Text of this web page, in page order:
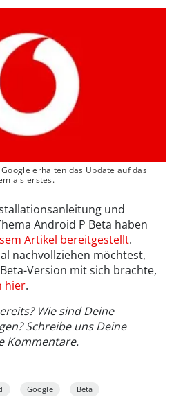
erhalten das Update auf das
als erstes.
und
Android P Beta haben
Artikel bereitgestellt.
nachvollziehen möchtest,
Version mit sich brachte,
hier.
Wie sind Deine
Schreibe uns Deine
Kommentare.
Google Beta